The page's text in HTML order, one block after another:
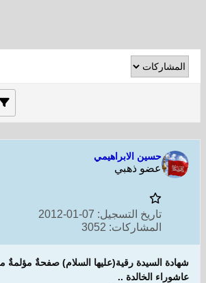
حسين الابراهيمي
عضو ذهبي
تاريخ التسجيل: 07-01-2012
المشاركات: 3052
السيدة رقية(عليها السلام) صفحةٌ مؤلمةٌ من
الخالدة ..